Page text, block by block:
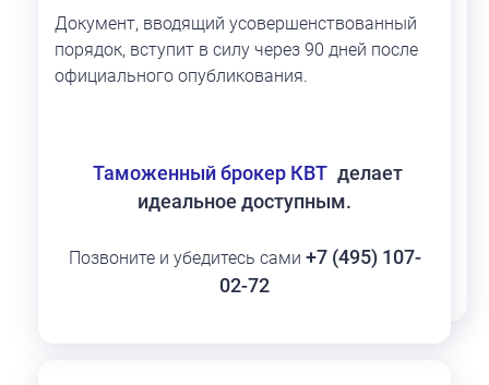
Документ, вводящий усовершенствованный
порядок, вступит в силу через 90 дней после
официального опубликования.
Таможенный брокер КВТ делает
идеальное доступным.
Позвоните и убедитесь сами +7 (495) 107-
02-72